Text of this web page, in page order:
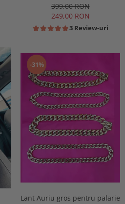
399,00 RON
249,00 RON
3 Review-uri
-31%
Lant Auriu gros pentru palarie